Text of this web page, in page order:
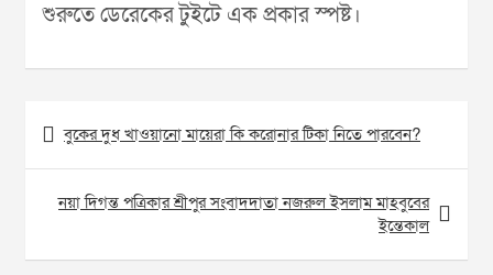
শুরুতে ডেরেকের টুইটে এক প্রকার স্পষ্ট।
Post
navigation
বুকের দুধ খাওয়ানো মায়েরা কি করোনার টিকা নিতে পারবেন?
নয়া দিগন্ত পত্রিকার শ্রীপুর সংবাদদাতা নজরুল ইসলাম মাহবুবের
ইন্তেকাল